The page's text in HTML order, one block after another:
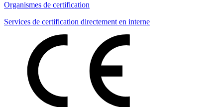
Organismes de certification
Services de certification directement en interne